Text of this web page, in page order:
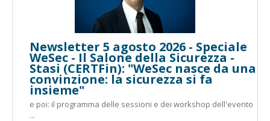
Newsletter 5 agosto 2026 - Speciale
WeSec - Il Salone della Sicurezza -
Stasi (CERTFin): "WeSec nasce da una
convinzione: la sicurezza si fa
insieme"
e poi: il programma delle sessioni e dei workshop dell'evento
...